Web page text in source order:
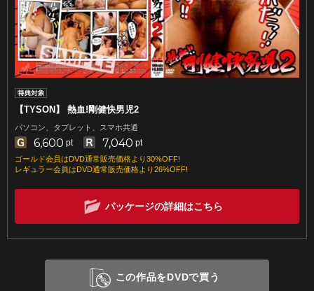
【TYSON】 熱血!剛健快男児2
パソコン、タブレット、スマホ共通
6,600 pt 7,040 pt
ゴールド会員はDVD通常販売価格より30%OFF!
レギュラー会員はDVD通常販売価格より26%OFF!
パッケージの詳細はこちら
この作品をDVDで買う